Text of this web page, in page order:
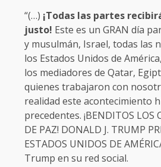
“(…) ¡Todas las partes
justo! Este es un GRAN día
y musulmán, Israel, todas las
los Estados Unidos de
los mediadores de Qatar,
quienes trabajaron con
realidad este acontecimiento
precedentes. ¡BENDITOS LOS
DE PAZ! DONALD J. TRUMP
ESTADOS UNIDOS DE
Trump en su red social.